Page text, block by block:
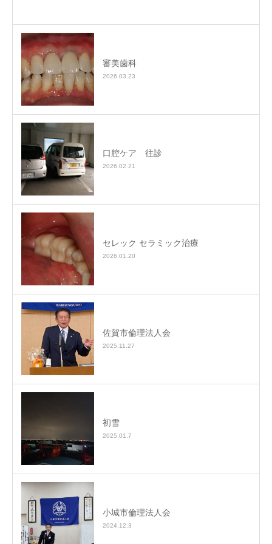
審美歯科
2026.03.23
口腔ケア 往診
2026.02.21
セレック セラミック治療
2026.01.20
佐賀市倫理法人会
2025.11.27
初雪
2025.01.7
小城市倫理法人会
2024.12.3